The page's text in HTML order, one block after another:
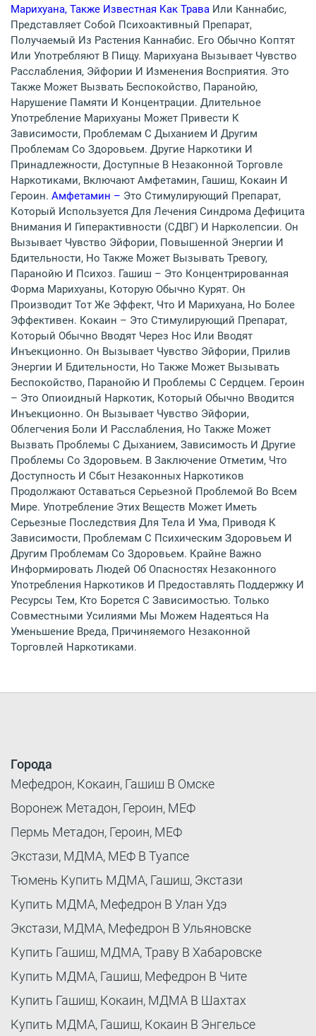
Марихуана, Также Известная Как Трава Или Каннабис,
Представляет Собой Психоактивный Препарат,
Получаемый Из Растения Каннабис. Его Обычно Коптят
Или Употребляют В Пищу. Марихуана Вызывает Чувство
Расслабления, Эйфории И Изменения Восприятия. Это
Также Может Вызвать Беспокойство, Паранойю,
Нарушение Памяти И Концентрации. Длительное
Употребление Марихуаны Может Привести К
Зависимости, Проблемам С Дыханием И Другим
Проблемам Со Здоровьем. Другие Наркотики И
Принадлежности, Доступные В Незаконной Торговле
Наркотиками, Включают Амфетамин, Гашиш, Кокаин И
Героин. Амфетамин – Это Стимулирующий Препарат,
Который Используется Для Лечения Синдрома Дефицита
Внимания И Гиперактивности (СДВГ) И Нарколепсии. Он
Вызывает Чувство Эйфории, Повышенной Энергии И
Бдительности, Но Также Может Вызывать Тревогу,
Паранойю И Психоз. Гашиш – Это Концентрированная
Форма Марихуаны, Которую Обычно Курят. Он
Производит Тот Же Эффект, Что И Марихуана, Но Более
Эффективен. Кокаин – Это Стимулирующий Препарат,
Который Обычно Вводят Через Нос Или Вводят
Инъекционно. Он Вызывает Чувство Эйфории, Прилив
Энергии И Бдительности, Но Также Может Вызывать
Беспокойство, Паранойю И Проблемы С Сердцем. Героин
– Это Опиоидный Наркотик, Который Обычно Вводится
Инъекционно. Он Вызывает Чувство Эйфории,
Облегчения Боли И Расслабления, Но Также Может
Вызвать Проблемы С Дыханием, Зависимость И Другие
Проблемы Со Здоровьем. В Заключение Отметим, Что
Доступность И Сбыт Незаконных Наркотиков
Продолжают Оставаться Серьезной Проблемой Во Всем
Мире. Употребление Этих Веществ Может Иметь
Серьезные Последствия Для Тела И Ума, Приводя К
Зависимости, Проблемам С Психическим Здоровьем И
Другим Проблемам Со Здоровьем. Крайне Важно
Информировать Людей Об Опасностях Незаконного
Употребления Наркотиков И Предоставлять Поддержку И
Ресурсы Тем, Кто Борется С Зависимостью. Только
Совместными Усилиями Мы Можем Надеяться На
Уменьшение Вреда, Причиняемого Незаконной
Торговлей Наркотиками.
Города
Мефедрон, Кокаин, Гашиш В Омске
Воронеж Метадон, Героин, МЕФ
Пермь Метадон, Героин, МЕФ
Экстази, МДМА, МЕФ В Туапсе
Тюмень Купить МДМА, Гашиш, Экстази
Купить МДМА, Мефедрон В Улан Удэ
Экстази, МДМА, Мефедрон В Ульяновске
Купить Гашиш, МДМА, Траву В Хабаровске
Купить МДМА, Гашиш, Мефедрон В Чите
Купить Гашиш, Кокаин, МДМА В Шахтах
Купить МДМА, Гашиш, Кокаин В Энгельсе